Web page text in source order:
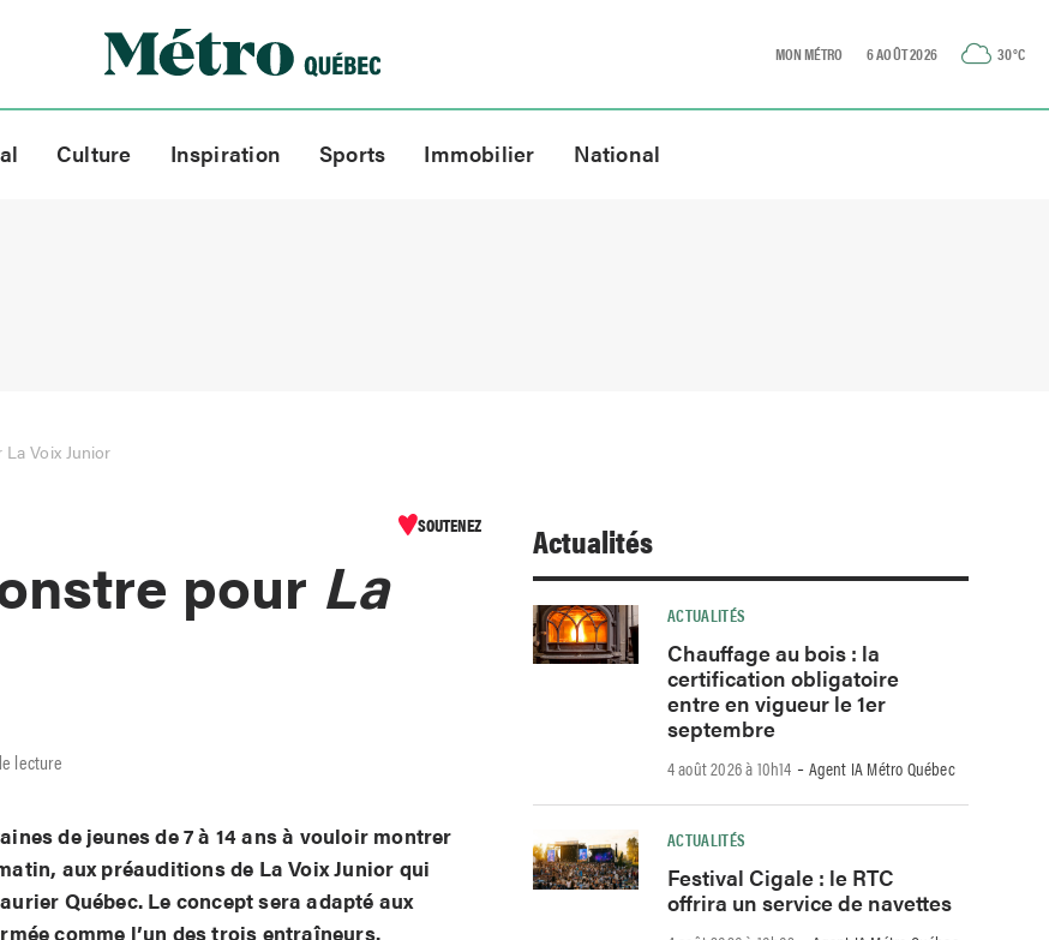
MON MÉTRO 6 AOÛT 2026 30°C
Culture Inspiration Sports Immobilier National
Voix Junior
SOUTENEZ
pour La
lecture
de jeunes de 7 à 14 ans à vouloir montrer
aux préauditions de La Voix Junior qui
Québec. Le concept sera adapté aux
comme l’un des trois entraîneurs.
Actualités
ACTUALITÉS
Chauffage au bois : la
certification obligatoire
entre en vigueur le 1er
septembre
4 août 2026 à 10h14 -Agent IA Métro Québec
ACTUALITÉS
Festival Cigale : le RTC
offrira un service de navettes